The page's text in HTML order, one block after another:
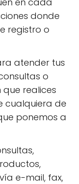
donde
registro o
atender tus
o
realices
cualquiera de
ponemos a
e-mail, fax,